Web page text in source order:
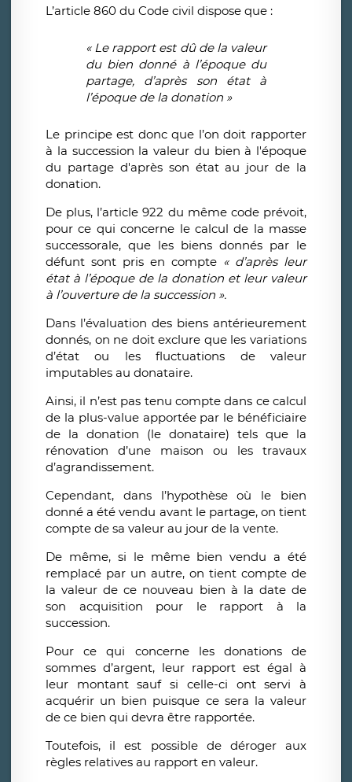
L’article 860 du Code civil dispose que :
« Le rapport est dû de la valeur
du bien donné à l’époque du
partage, d’après son état à
l’époque de la donation »
Le principe est donc que l’on doit rapporter
à la succession la valeur du bien à l'époque
du partage d'après son état au jour de la
donation.
De plus, l’article 922 du même code prévoit,
pour ce qui concerne le calcul de la masse
successorale, que les biens donnés par le
défunt sont pris en compte « d’après leur
état à l’époque de la donation et leur valeur
à l’ouverture de la succession ».
Dans l’évaluation des biens antérieurement
donnés, on ne doit exclure que les variations
d’état ou les fluctuations de valeur
imputables au donataire.
Ainsi, il n’est pas tenu compte dans ce calcul
de la plus-value apportée par le bénéficiaire
de la donation (le donataire) tels que la
rénovation d’une maison ou les travaux
d’agrandissement.
Cependant, dans l’hypothèse où le bien
donné a été vendu avant le partage, on tient
compte de sa valeur au jour de la vente.
De même, si le même bien vendu a été
remplacé par un autre, on tient compte de
la valeur de ce nouveau bien à la date de
son acquisition pour le rapport à la
succession.
Pour ce qui concerne les donations de
sommes d’argent, leur rapport est égal à
leur montant sauf si celle-ci ont servi à
acquérir un bien puisque ce sera la valeur
de ce bien qui devra être rapportée.
Toutefois, il est possible de déroger aux
règles relatives au rapport en valeur.